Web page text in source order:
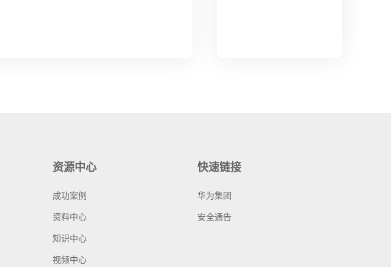
资源中心
成功案例
资料中心
知识中心
视频中心
快速链接
华为集团
安全通告